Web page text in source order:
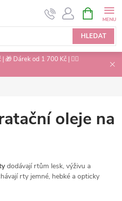
HLEDAT
NÁKUPNÍ
KOŠÍK
🎁 Dárek od 1 700 Kč | 💇‍♀️
oleje na
dodávají rtům lesk, výživu a
rty jemné, hebké a opticky